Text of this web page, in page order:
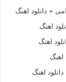
+ دانلود اهنگ
اهنگ
اهنگ
اهنگ
اهنگ